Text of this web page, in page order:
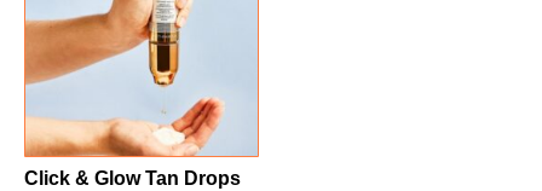
Click & Glow Tan Drops